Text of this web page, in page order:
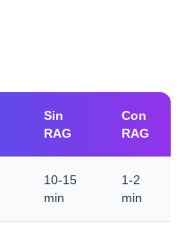
Sin
RAG
Con
RAG
10-15
min
1-2
min